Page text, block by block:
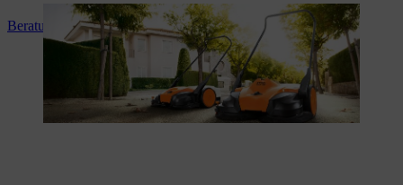
Beratung und Produkteinweisung